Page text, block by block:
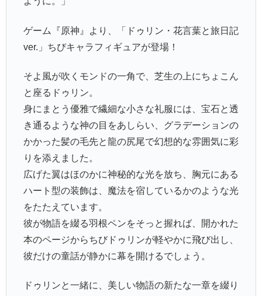
ゲーム『原神』より、「ドゥリン・花言葉と旅日記
ver.」ちびキャラフィギュアが登場！
そよ風が吹くモンドの一角で、芝生の上にちょこん
と座るドゥリン。
身にまとう優雅で繊細な小さな礼服には、宝石と透
き通るような神の目をあしらい、グラデーションの
かかった髪の毛先と龍の尻尾で幻想的な雰囲気に彩
りを添えました。
広げた翼はほのかに神秘的な光を放ち、胸元にある
ハート型の装飾は、魔法を宿しているかのような光
をたたえています。
彼が物語を綴る羽根ペンをそっと握れば、開かれた
本のページからちびドゥリンが軽やかに飛び出し、
彼だけの童話が静かに幕を開けるでしょう。
ドゥリンと一緒に、美しい物語の新たな一章を綴り